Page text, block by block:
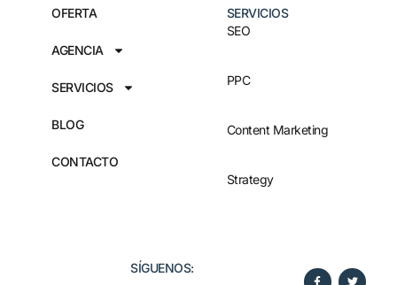
OFERTA
AGENCIA
SERVICIOS
BLOG
CONTACTO
SERVICIOS
SEO
PPC
Content Marketing
Strategy
SÍGUENOS:​